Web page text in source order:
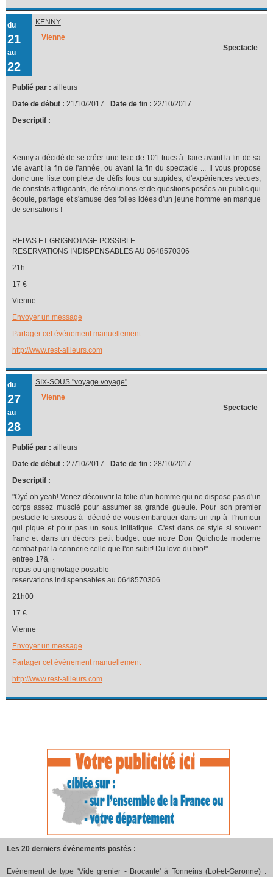
du
21
au
22
KENNY
Vienne
Spectacle
Publié par : ailleurs
Date de début : 21/10/2017 Date de fin : 22/10/2017
Descriptif :
Kenny a décidé de se créer une liste de 101 trucs à faire avant la fin de sa
vie avant la fin de l'année, ou avant la fin du spectacle ... Il vous propose
donc une liste complète de défis fous ou stupides, d'expériences vécues,
de constats affligeants, de résolutions et de questions posées au public qui
écoute, partage et s'amuse des folles idées d'un jeune homme en manque
de sensations !
REPAS ET GRIGNOTAGE POSSIBLE
RESERVATIONS INDISPENSABLES AU 0648570306
21h
17 €
Vienne
Envoyer un message
Partager cet événement manuellement
http://www.rest-ailleurs.com
du
27
au
28
SIX-SOUS "voyage voyage"
Vienne
Spectacle
Publié par : ailleurs
Date de début : 27/10/2017 Date de fin : 28/10/2017
Descriptif :
"Oyé oh yeah! Venez découvrir la folie d'un homme qui ne dispose pas d'un
corps assez musclé pour assumer sa grande gueule. Pour son premier
pestacle le sixsous à décidé de vous embarquer dans un trip à l'humour
qui pique et pour pas un sous initiatique. C'est dans ce style si souvent
franc et dans un décors petit budget que notre Don Quichotte moderne
combat par la connerie celle que l'on subit! Du love du bio!"
entree 17â‚¬
repas ou grignotage possible
reservations indispensables au 0648570306
21h00
17 €
Vienne
Envoyer un message
Partager cet événement manuellement
http://www.rest-ailleurs.com
Les 20 derniers événements postés :
Evénement de type 'Vide grenier - Brocante' à Tonneins (Lot-et-Garonne) :